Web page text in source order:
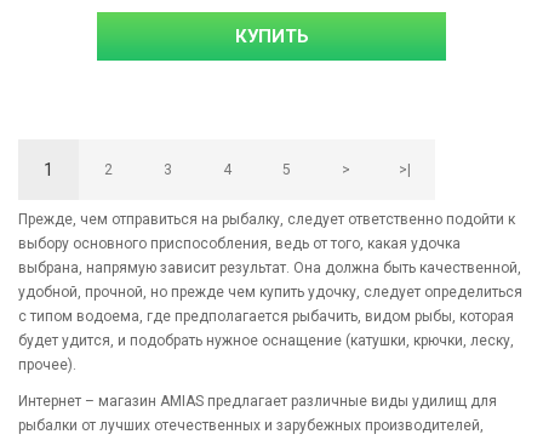
КУПИТЬ
1 2 3 4 5 > >|
Прежде, чем отправиться на рыбалку, следует ответственно подойти к
выбору основного приспособления, ведь от того, какая удочка
выбрана, напрямую зависит результат. Она должна быть качественной,
удобной, прочной, но прежде чем купить удочку, следует определиться
с типом водоема, где предполагается рыбачить, видом рыбы, которая
будет удится, и подобрать нужное оснащение (катушки, крючки, леску,
прочее).
Интернет – магазин AMIAS предлагает различные виды удилищ для
рыбалки от лучших отечественных и зарубежных производителей,